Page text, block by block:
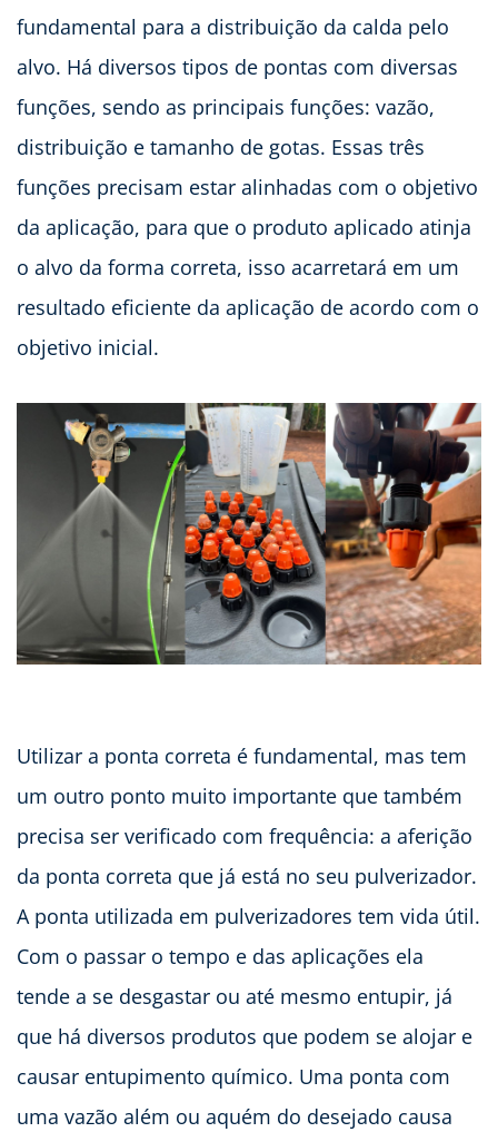
fundamental para a distribuição da calda pelo
alvo. Há diversos tipos de pontas com diversas
funções, sendo as principais funções: vazão,
distribuição e tamanho de gotas. Essas três
funções precisam estar alinhadas com o objetivo
da aplicação, para que o produto aplicado atinja
o alvo da forma correta, isso acarretará em um
resultado eficiente da aplicação de acordo com o
objetivo inicial.
Utilizar a ponta correta é fundamental, mas tem
um outro ponto muito importante que também
precisa ser verificado com frequência: a aferição
da ponta correta que já está no seu pulverizador.
A ponta utilizada em pulverizadores tem vida útil.
Com o passar o tempo e das aplicações ela
tende a se desgastar ou até mesmo entupir, já
que há diversos produtos que podem se alojar e
causar entupimento químico. Uma ponta com
uma vazão além ou aquém do desejado causa